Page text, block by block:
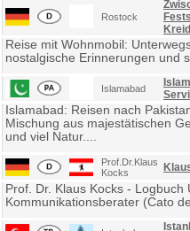
Rostock
Reise mit Wohnmobil:
nostalgische Erinnerungen und
Islamabad
Islamabad: Reisen nach
Mischung aus majestätischen
und viel Natur....
Prof.Dr.Klaus
Kocks
Prof. Dr. Klaus Kocks -
Kommunikationsberater (Cato